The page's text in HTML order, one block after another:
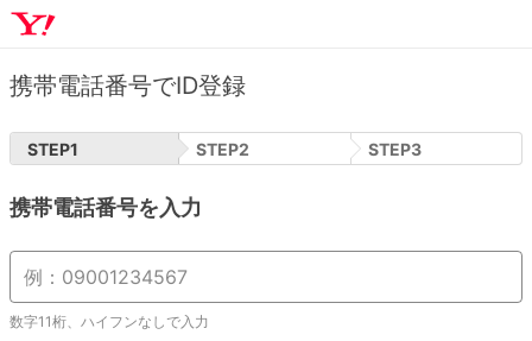
携帯電話番号でID登録
STEP1 STEP2 STEP3
携帯電話番号を入力
数字11桁、ハイフンなしで入力